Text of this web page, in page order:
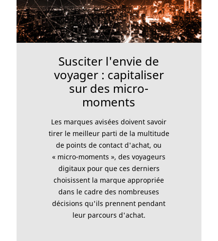
Susciter l'envie de
voyager : capitaliser
sur des micro-
moments
Les marques avisées doivent savoir
tirer le meilleur parti de la multitude
de points de contact d'achat, ou
« micro-moments », des voyageurs
digitaux pour que ces derniers
choisissent la marque appropriée
dans le cadre des nombreuses
décisions qu'ils prennent pendant
leur parcours d'achat.